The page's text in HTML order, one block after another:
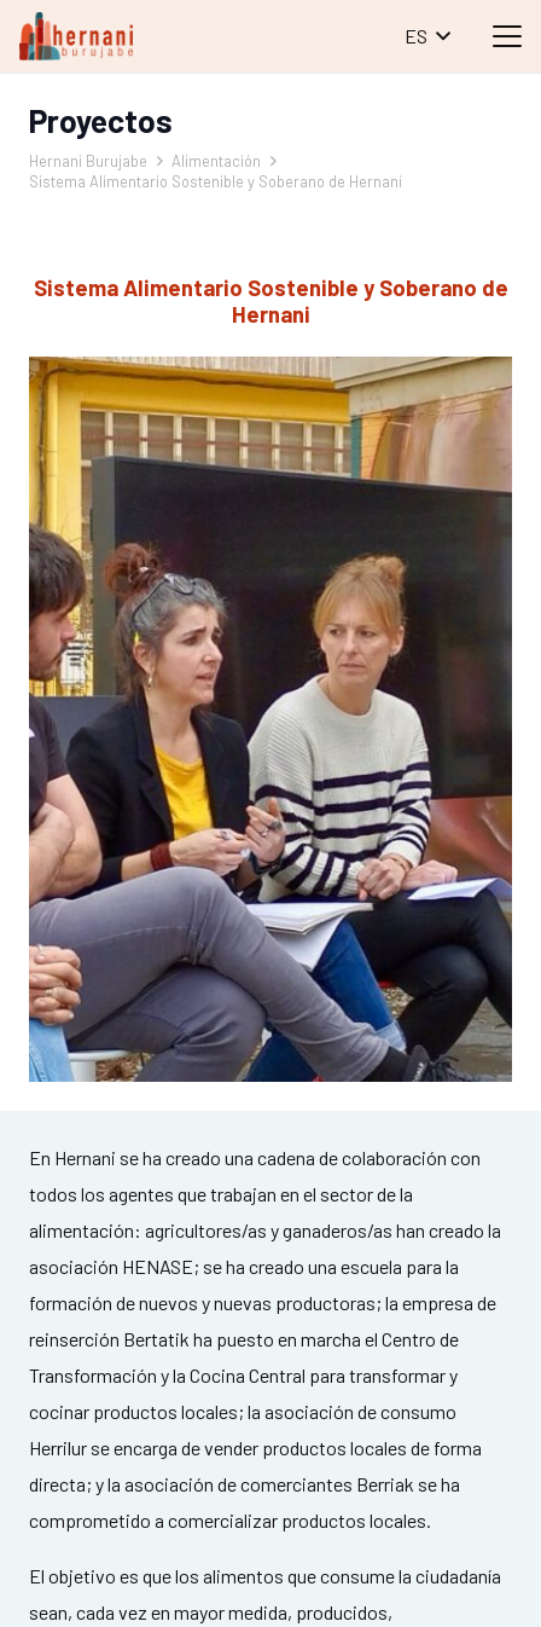
ES
Proyectos
Hernani Burujabe
Alimentación
Sistema Alimentario Sostenible y Soberano de Hernani
Sistema Alimentario Sostenible y Soberano de
Hernani
En Hernani se ha creado una cadena de colaboración con
todos los agentes que trabajan en el sector de la
alimentación: agricultores/as y ganaderos/as han creado la
asociación HENASE; se ha creado una escuela para la
formación de nuevos y nuevas productoras; la empresa de
reinserción Bertatik ha puesto en marcha el Centro de
Transformación y la Cocina Central para transformar y
cocinar productos locales; la asociación de consumo
Herrilur se encarga de vender productos locales de forma
directa; y la asociación de comerciantes Berriak se ha
comprometido a comercializar productos locales.
El objetivo es que los alimentos que consume la ciudadanía
sean, cada vez en mayor medida, producidos,